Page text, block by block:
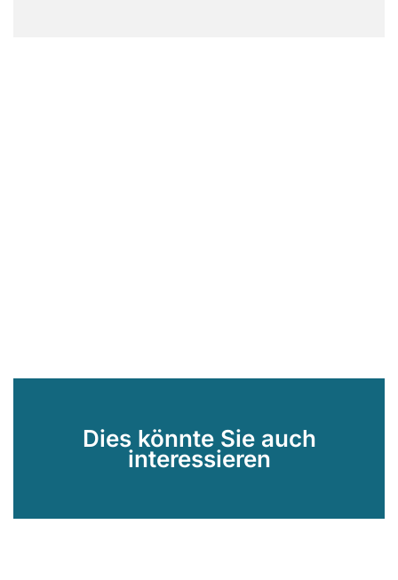
Dies könnte Sie auch
interessieren